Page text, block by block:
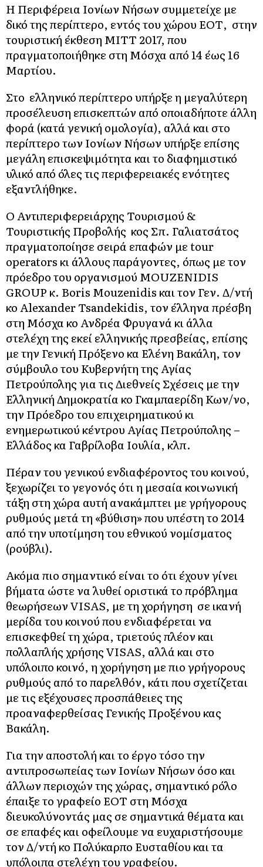
Η Περιφέρεια Ιονίων Νήσων συμμετείχε με
δικό της περίπτερο, εντός του χώρου ΕΟΤ, στην
τουριστική έκθεση ΜΙΤΤ 2017, που
πραγματοποιήθηκε στη Μόσχα από 14 έως 16
Μαρτίου.
Στο ελληνικό περίπτερο υπήρξε η μεγαλύτερη
προσέλευση επισκεπτών από οποιαδήποτε άλλη
φορά (κατά γενική ομολογία), αλλά και στο
περίπτερο των Ιονίων Νήσων υπήρξε επίσης
μεγάλη επισκεψιμότητα και το διαφημιστικό
υλικό από όλες τις περιφερειακές ενότητες
εξαντλήθηκε.
Ο Αντιπεριφερειάρχης Τουρισμού &
Τουριστικής Προβολής κος Σπ. Γαλιατσάτος
πραγματοποίησε σειρά επαφών με tour
operators κι άλλους παράγοντες, όπως με τον
πρόεδρο του οργανισμού MOUZENIDIS
GROUP κ. Boris Mouzenidis και τον Γεν. Δ/ντή
κο Alexander Tsandekidis, τον έλληνα πρέσβη
στη Μόσχα κο Ανδρέα Φρυγανά κι άλλα
στελέχη της εκεί ελληνικής πρεσβείας, επίσης
με την Γενική Πρόξενο κα Ελένη Βακάλη, τον
σύμβουλο του Κυβερνήτη της Αγίας
Πετρούπολης για τις Διεθνείς Σχέσεις με την
Ελληνική Δημοκρατία κο Γκαμπαερίδη Κων/νο,
την Πρόεδρο του επιχειρηματικού κι
ενημερωτικού κέντρου Αγίας Πετρούπολης –
Ελλάδος κα Γαβρίλοβα Ιουλία, κλπ.
Πέραν του γενικού ενδιαφέροντος του κοινού,
ξεχωρίζει το γεγονός ότι η μεσαία κοινωνική
τάξη στη χώρα αυτή ανακάμπτει με γρήγορους
ρυθμούς μετά τη «βύθιση» που υπέστη το 2014
από την υποτίμηση του εθνικού νομίσματος
(ρούβλι).
Ακόμα πιο σημαντικό είναι το ότι έχουν γίνει
βήματα ώστε να λυθεί οριστικά το πρόβλημα
θεωρήσεων VISAS, με τη χορήγηση σε ικανή
μερίδα του κοινού που ενδιαφέρεται να
επισκεφθεί τη χώρα, τριετούς πλέον και
πολλαπλής χρήσης VISAS, αλλά και στο
υπόλοιπο κοινό, η χορήγηση με πιο γρήγορους
ρυθμούς από το παρελθόν, κάτι που σχετίζεται
με τις εξέχουσες προσπάθειες της
προαναφερθείσας Γενικής Προξένου κας
Βακάλη.
Για την αποστολή και το έργο τόσο την
αντιπροσωπείας των Ιονίων Νήσων όσο και
άλλων περιοχών της χώρας, σημαντικό ρόλο
έπαιξε το γραφείο ΕΟΤ στη Μόσχα
διευκολύνοντάς μας σε σημαντικά θέματα και
σε επαφές και οφείλουμε να ευχαριστήσουμε
τον Δ/ντή κο Πολύκαρπο Ευσταθίου και τα
υπόλοιπα στελέχη του γραφείου.